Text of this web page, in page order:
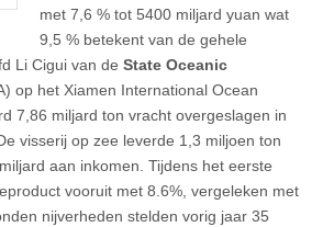
met 7,6 % tot 5400 miljard yuan wat
9,5 % betekent van de gehele
Li Cigui van de State Oceanic
op het Xiamen International Ocean
7,86 miljard ton vracht overgeslagen in
visserij op zee leverde 1,3 miljoen ton
aan inkomen. Tijdens het eerste
vooruit met 8.6%, vergeleken met
nijverheden stelden vorig jaar 35